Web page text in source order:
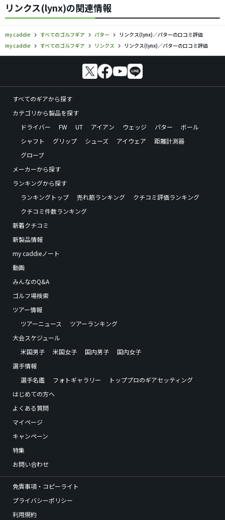
リンクス(lynx)の関連情報
my caddie すべてのゴルフギア パター
リンクス(lynx)／パターの口コミ評価
my caddie
すべてのゴルフギア リンクス リンクス(lynx)／パターの口コミ評価
すべてのギアから探す
カテゴリから製品を探す
ドライバー
FW UT アイアン ウェッジ パター
ボール
シャフト
グリップ シューズ アイウェア
距離計測器
グローブ
メーカーから探す
ランキングから探す
ランキングトップ
売れ筋ランキング
クチコミ評価ランキング
クチコミ件数ランキング
新着クチコミ
新製品情報
my caddieノート
動画
みんなのQ&A
ゴルフ場検索
ツアー情報
ツアーニュース
ツアーランキング
大会スケジュール
米国男子
米国女子 国内男子
国内女子
選手情報
選手名鑑
フォトギャラリー
トッププロのギアセッティング
はじめての方へ
よくある質問
マイページ
キャンペーン
特集
お問い合わせ
免責事項・コピーライト
プライバシーポリシー
利用規約